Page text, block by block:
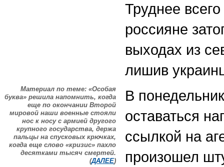
Труднее
россияне
выходах из
лишив
Материал по теме: «Особая
буква» решила напомнить, когда
еще по окончании Второй
мировой наши военные стояли
нос к носу с армией другого
крупного государства, держа
пальцы на спусковых крючках,
когда еще слово «кризис» пахло
десятками тысяч смертей.
(ДАЛЕЕ)
В
оставаться
ссылкой на
произошел